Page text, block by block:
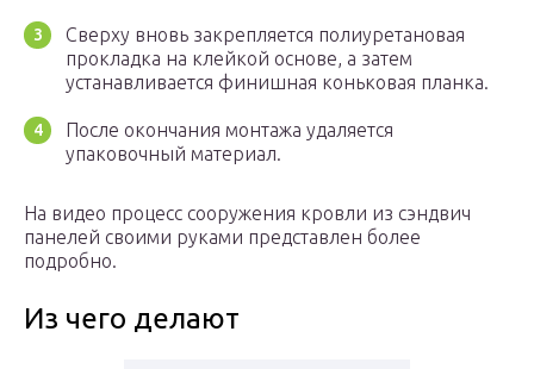
Сверху вновь закрепляется полиуретановая
прокладка на клейкой основе, а затем
устанавливается финишная коньковая планка.
После окончания монтажа удаляется
упаковочный материал.
На видео процесс сооружения кровли из сэндвич
панелей своими руками представлен более
подробно.
Из чего делают